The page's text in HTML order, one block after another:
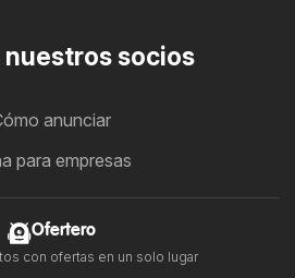
nuestros socios
anunciar
para empresas
Ofertero
con ofertas en un solo lugar